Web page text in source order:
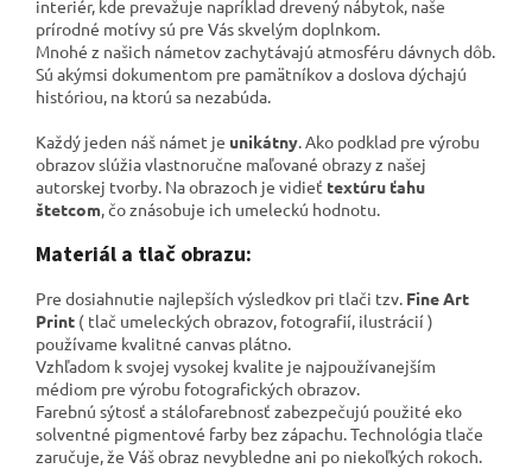
interiér, kde prevažuje napríklad drevený nábytok, naše
prírodné motívy sú pre Vás skvelým doplnkom.
Mnohé z našich námetov zachytávajú atmosféru dávnych dôb.
Sú akýmsi dokumentom pre pamätníkov adoslova dýchajú
históriou, na ktorú sa nezabúda.
Každý jeden náš námet je unikátny. Ako podklad pre výrobu
obrazov slúžia vlastnoručne maľované obrazy z našej
autorskej tvorby. Na obrazoch je vidieť textúru ťahu
štetcom, čo znásobuje ich umeleckú hodnotu.
Materiál a tlač obrazu:
Pre dosiahnutie najlepších výsledkov pri tlači tzv. Fine Art
Print ( tlač umeleckých obrazov, fotografií, ilustrácií )
používame kvalitné canvas plátno.
Vzhľadom k svojej vysokej kvalite je najpoužívanejším
médiom pre výrobu fotografických obrazov.
Farebnú sýtosť a stálofarebnosť zabezpečujú použité eko
solventné pigmentové farby bez zápachu. Technológia tlače
zaručuje, že Váš obraz nevybledne ani po niekoľkých rokoch.